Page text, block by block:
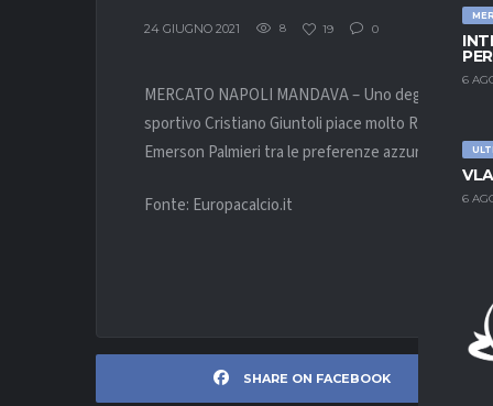
6
6
24 GIUGNO 2021 8 19 0
MERCATO NAPOLI MANDAVA – Uno degli
sportivo Cristiano Giuntoli piace molto Reinildo
Emerson Palmieri tra le preferenze azzurre.
Fonte: Europacalcio.it
SHARE ON FACEBOOK